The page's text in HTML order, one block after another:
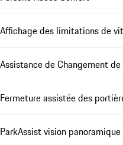
Affichage des limitations de
Assistance de Changement de
Fermeture assistée des
ParkAssist vision panoramique